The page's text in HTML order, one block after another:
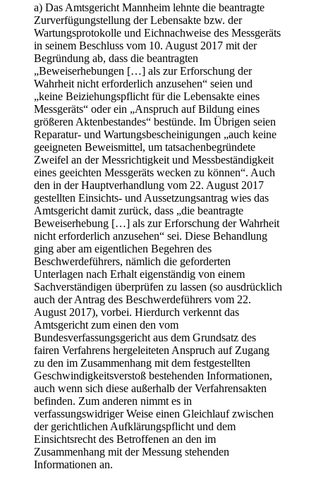
a) Das Amtsgericht Mannheim lehnte die beantragte
Zurverfügungstellung der Lebensakte bzw. der
Wartungsprotokolle und Eichnachweise des Messgeräts
in seinem Beschluss vom 10. August 2017 mit der
Begründung ab, dass die beantragten
„Beweiserhebungen […] als zur Erforschung der
Wahrheit nicht erforderlich anzusehen“ seien und
„keine Beiziehungspflicht für die Lebensakte eines
Messgeräts“ oder ein „Anspruch auf Bildung eines
größeren Aktenbestandes“ bestünde. Im Übrigen seien
Reparatur- und Wartungsbescheinigungen „auch keine
geeigneten Beweismittel, um tatsachenbegründete
Zweifel an der Messrichtigkeit und Messbeständigkeit
eines geeichten Messgeräts wecken zu können“. Auch
den in der Hauptverhandlung vom 22. August 2017
gestellten Einsichts- und Aussetzungsantrag wies das
Amtsgericht damit zurück, dass „die beantragte
Beweiserhebung […] als zur Erforschung der Wahrheit
nicht erforderlich anzusehen“ sei. Diese Behandlung
ging aber am eigentlichen Begehren des
Beschwerdeführers, nämlich die geforderten
Unterlagen nach Erhalt eigenständig von einem
Sachverständigen überprüfen zu lassen (so ausdrücklich
auch der Antrag des Beschwerdeführers vom 22.
August 2017), vorbei. Hierdurch verkennt das
Amtsgericht zum einen den vom
Bundesverfassungsgericht aus dem Grundsatz des
fairen Verfahrens hergeleiteten Anspruch auf Zugang
zu den im Zusammenhang mit dem festgestellten
Geschwindigkeitsverstoß bestehenden Informationen,
auch wenn sich diese außerhalb der Verfahrensakten
befinden. Zum anderen nimmt es in
verfassungswidriger Weise einen Gleichlauf zwischen
der gerichtlichen Aufklärungspflicht und dem
Einsichtsrecht des Betroffenen an den im
Zusammenhang mit der Messung stehenden
Informationen an.